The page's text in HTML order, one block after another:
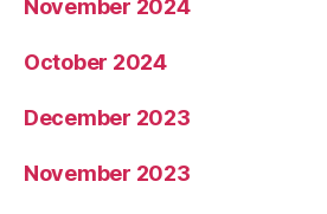
November 2024
October 2024
December 2023
November 2023